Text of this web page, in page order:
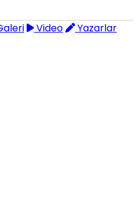
Video
Yazarlar